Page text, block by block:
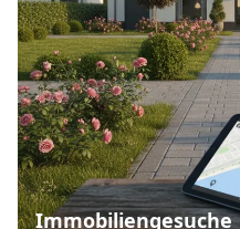
Immobiliengesuche